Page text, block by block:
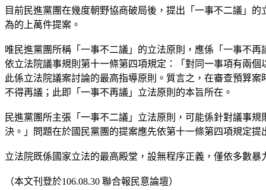
目前民進黨團在幾度朝野協商破局後，提出「一事不二議」
為的上萬件提案。
唯民進黨團所稱「一事不二議」的立法原則，應係「一事不再
依立法院議事規則第十一條第四項規定：「對同一事項有兩
此係立法院議案討論的最高指導原則。質言之，在審查預算
不得再議；此即「一事不再議」立法原則的本旨所在。
民進黨團所主張「一事不二議」立法原則，可能係針對議事
決。」問題在於國民黨團的提案應先依第十一條第四項規定
立法院既係國家立法的最高殿堂，設無程序正義，僅依多數
（本文刊登於106.08.30 聯合報民意論壇）